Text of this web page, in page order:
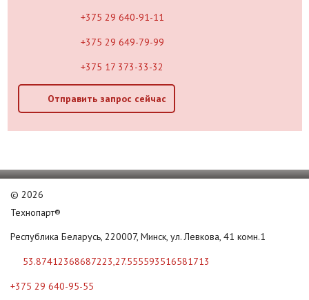
+375 29 640-91-11
+375 29 649-79-99
+375 17 373-33-32
Отправить запрос сейчас
© 2026
Технопарт®
Республика Беларусь, 220007, Минск, ул. Левкова, 41 комн.1
53.87412368687223,27.555593516581713
+375 29 640-95-55